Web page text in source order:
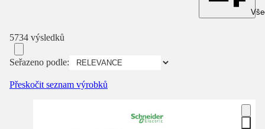
5734 výsledků
Seřazeno podle:
Přeskočit seznam výrobků